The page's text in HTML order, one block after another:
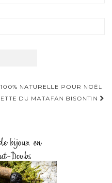
NATURELLE POUR NOËL
DU MATAFAN BISONTIN